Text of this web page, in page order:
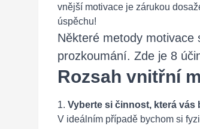
vnější motivace je zárukou
úspěchu!
Některé metody
prozkoumání. Zde je 8
Rozsah vnitřní
1. Vyberte si činnost, která vás
V ideálním případě bychom si